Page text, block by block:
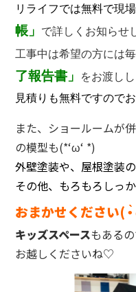
リライフでは無料で現
帳」
で詳しくお知らせ
工事中は希望の方には
了報告書」
をお渡し
見積りも無料ですので
また、ショールームが
の模型も(*‘ω‘ *)
外壁塗装や、屋根塗装
その他、もろもろしっ
おまかせください(
キッズスペースもある
お越しくださいね♡